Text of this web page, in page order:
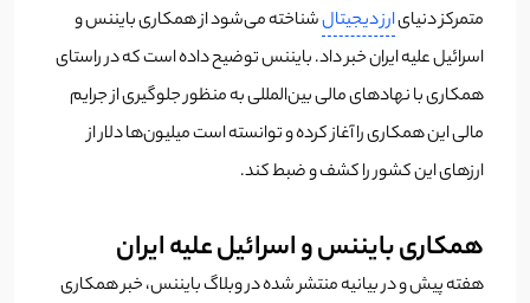
متمرکز دنیایارز دیجیتالشناخته می‌شود از همکاری بایننس و
اسرائیل علیه ایران خبر داد. بایننس توضیح داده است که در راستای
همکاری با نهادهای مالی بین‌المللی به منظور جلوگیری از جرایم
مالی این همکاری را آغاز کرده و توانسته است میلیون‌ها دلار از
ارزهای این کشور را کشف و ضبط کند.
همکاری بایننس و اسرائیل علیه ایران
هفته پیش و در بیانیه منتشر شده در وبلاگ بایننس، خبر همکاری